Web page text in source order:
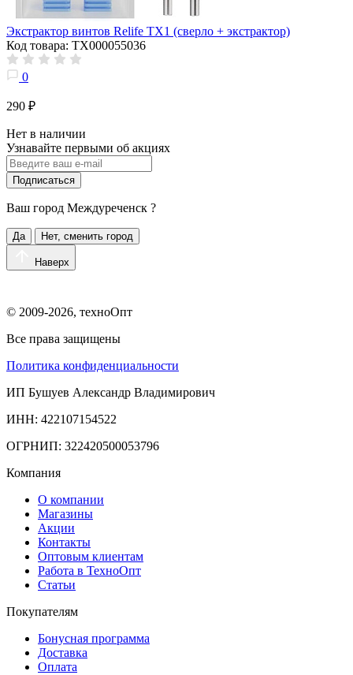
Экстрактор винтов Relife TX1 (сверло + экстрактор)
Код товара: ТХ000055036
0
290 ₽
Нет в наличии
Узнавайте первыми об акциях
Подписаться
Ваш город Междуреченск ?
Да Нет, сменить город
Наверх
© 2009-2026, техноОпт
Все права защищены
Политика конфиденциальности
ИП Бушуев Александр Владимирович
ИНН: 422107154522
ОГРНИП: 322420500053796
Компания
О компании
Магазины
Акции
Контакты
Оптовым клиентам
Работа в ТехноОпт
Статьи
Покупателям
Бонусная программа
Доставка
Оплата